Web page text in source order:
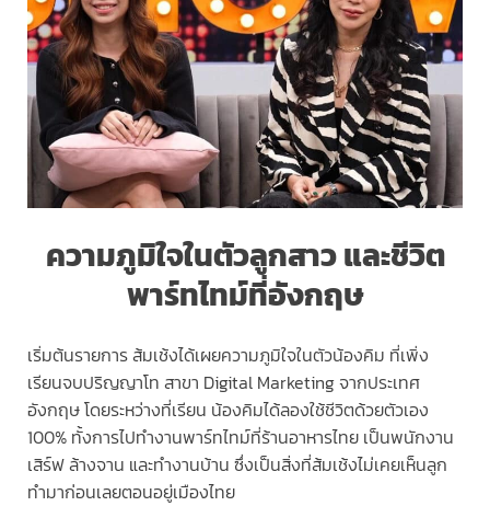
ความภูมิใจในตัวลูกสาว และชีวิต
พาร์ทไทม์ที่อังกฤษ
เริ่มต้นรายการ ส้มเช้งได้เผยความภูมิใจในตัวน้องคิม ที่เพิ่ง
เรียนจบปริญญาโท สาขา Digital Marketing จากประเทศ
อังกฤษ โดยระหว่างที่เรียน น้องคิมได้ลองใช้ชีวิตด้วยตัวเอง
100% ทั้งการไปทำงานพาร์ทไทม์ที่ร้านอาหารไทย เป็นพนักงาน
เสิร์ฟ ล้างจาน และทำงานบ้าน ซึ่งเป็นสิ่งที่ส้มเช้งไม่เคยเห็นลูก
ทำมาก่อนเลยตอนอยู่เมืองไทย